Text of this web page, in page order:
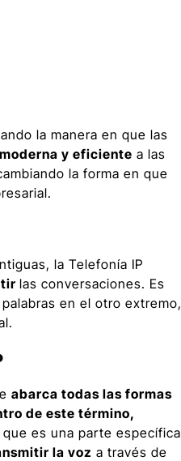
la manera en que las
y eficiente a las
la forma en que
la Telefonía IP
las conversaciones. Es
en el otro extremo,
abarca todas las formas
de este término,
es una parte específica
la voz a través de